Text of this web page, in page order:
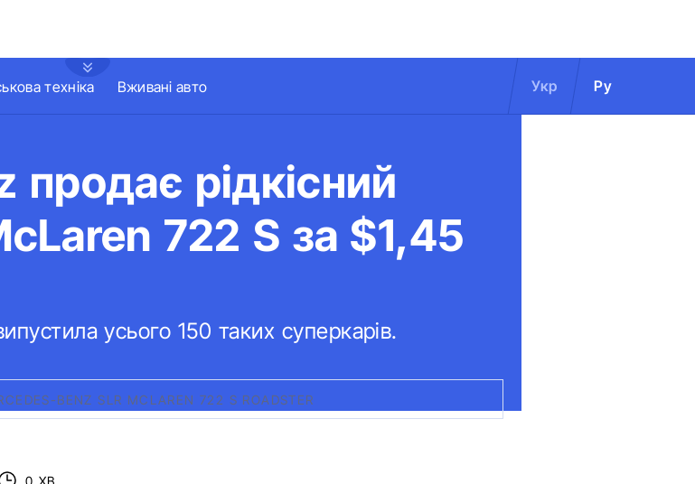
техніка Вживані авто Укр Ру
рідкісний
722 S за $1,45
усього 150 таких суперкарів.
BENZ SLR MCLAREN 722 S ROADSTER
0 ХВ